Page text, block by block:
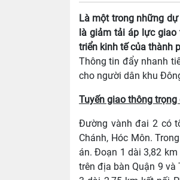
Là một trong những
là giảm tải áp lực
triển kinh tế của thành
Thông tin đẩy nhanh
cho người dân khu
Tuyến giao thông
Đường vành đai 2 có
Chánh, Hóc Môn.
án. Đoạn 1 dài 3,82
trên địa bàn Quận 9